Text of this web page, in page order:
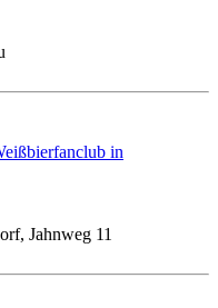
in
Jahnweg 11